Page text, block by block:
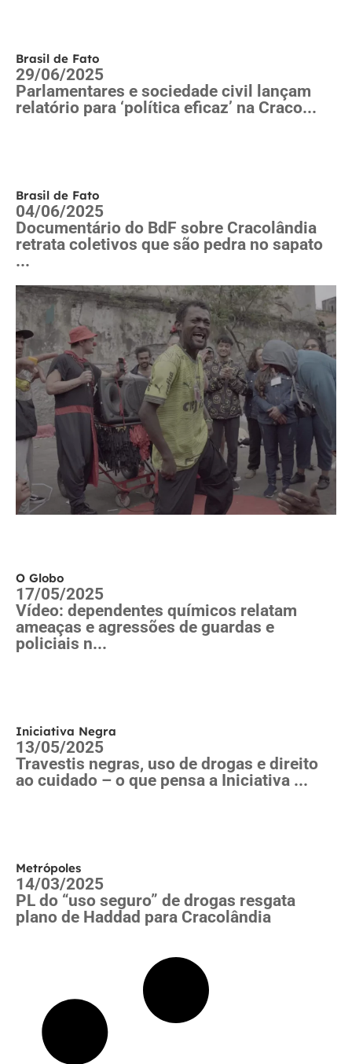
Brasil de Fato
29/06/2025
Parlamentares e sociedade civil lançam
relatório para ‘política eficaz’ na Craco...
Brasil de Fato
04/06/2025
Documentário do BdF sobre Cracolândia
retrata coletivos que são pedra no sapato
...
O Globo
17/05/2025
Vídeo: dependentes químicos relatam
ameaças e agressões de guardas e
policiais n...
Iniciativa Negra
13/05/2025
Travestis negras, uso de drogas e direito
ao cuidado – o que pensa a Iniciativa ...
Metrópoles
14/03/2025
PL do “uso seguro” de drogas resgata
plano de Haddad para Cracolândia